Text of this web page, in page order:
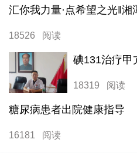
18526 阅读
碘131治疗甲
18319 阅读
糖尿病患者出院健康指导
16181 阅读